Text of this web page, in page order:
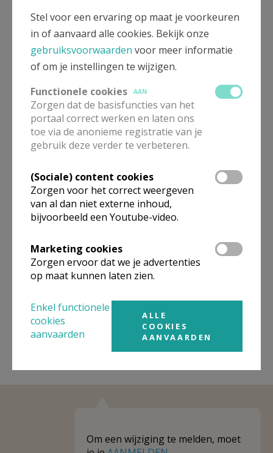
In deze kerk vinden geen weekendvieringen plaats. Via de
raadplegen.
Omgeving
links naar kerken, eventueel van andere
organisaties, in de buurt.
Om een wijziging te melden, moet
Stel voor een ervaring op maat je voorkeuren
in of aanvaard alle cookies. Bekijk onze
gebruiksvoorwaarden voor meer informatie
of om je instellingen te wijzigen.
Functionele cookies
AAN
Zorgen dat de basisfuncties van het
portaal correct werken en laten ons
toe via de anonieme registratie van je
gebruik deze verder te verbeteren.
(Sociale) content cookies
Zorgen voor het correct weergeven
van al dan niet externe inhoud,
bijvoorbeeld een Youtube-video.
Marketing cookies
Zorgen ervoor dat we je advertenties
op maat kunnen laten zien.
Enkel functionele
cookies
aanvaarden
ALLE
COOKIES
AANVAARDEN